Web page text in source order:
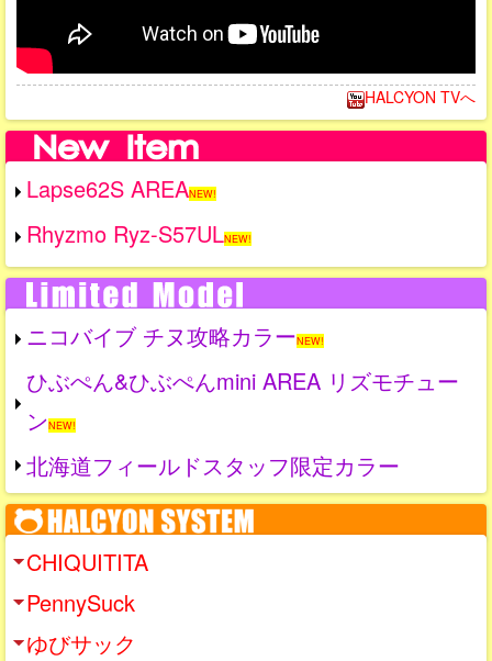
HALCYON TVへ
Lapse62S AREANEW!
Rhyzmo Ryz-S57ULNEW!
ニコバイブ チヌ攻略カラーNEW!
ひぶぺん&ひぶぺんmini AREA リズモチュー
ンNEW!
北海道フィールドスタッフ限定カラー
CHIQUITITA
PennySuck
ゆびサック